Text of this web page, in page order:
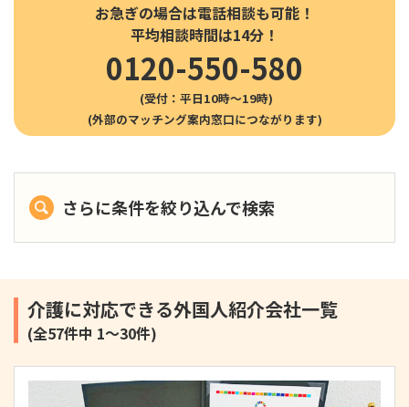
お急ぎの場合は電話相談も可能！
平均相談時間は14分！
0120-550-580
(受付：平日10時〜19時)
さらに条件を絞り込んで検索
介護に対応できる外国人紹介会社一覧
(全57件中 1～30件)